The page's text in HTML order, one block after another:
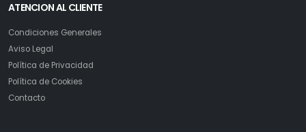
ATENCION AL CLIENTE
Condiciones Generales
Aviso Legal
Política de Privacidad
Política de Cookies
Contacto